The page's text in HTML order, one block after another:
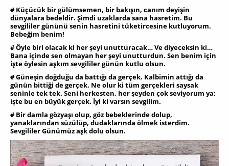
# Küçücük bir gülümsemen, bir bakışın, canım deyişin
dünyalara bedeldir. Şimdi uzaklarda sana hasretim. Bu
sevgililer gününü senin hasretini tüketircesine kutluyorum.
Bebeğim benim!
# Öyle biri olacak ki her şeyi unutturacak… Ve diyeceksin ki…
Bana içinde sen olmayan her şeyi unutturdun. Sen benim için
işte öylesin aşkım sevgililer günün kutlu olsun.
# Güneşin doğduğu da battığı da gerçek. Kalbimin attığı da
günün bittiği de gerçek. Ne olur ki tüm gerçekleri saysak
seninle tek tek. Seni herkesten, her şeyden çok seviyorum ya;
işte bu en büyük gerçek. İyi ki varsın sevgilim.
# Bir damla gözyaşı olup, göz bebeklerinde dolup,
yanaklarından süzülüp, dudaklarında ölmek isterdim.
Sevgililer Günümüz aşk dolu olsun.